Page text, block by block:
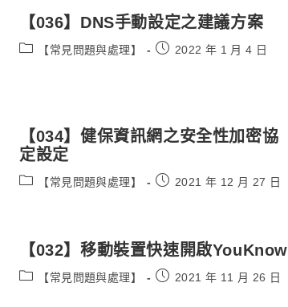
【036】DNS手動設定之建議方案
Post
【常見問題與處理】
Post2022 年 1 月 4 日
【034】健保資訊網之安全性加密協
定設定
Post
【常見問題與處理】
Post2021 年 12 月 27 日
【032】移動裝置快速開啟YouKnow
Post
【常見問題與處理】
Post2021 年 11 月 26 日